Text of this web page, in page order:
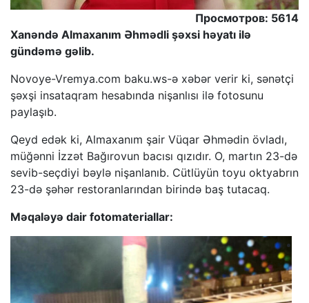
Просмотров: 5614
Xanəndə Almaxanım Əhmədli şəxsi həyatı ilə
gündəmə gəlib.
Novoye-Vremya.com baku.ws-ə xəbər verir ki, sənətçi
şəxşi insataqram hesabında nişanlısı ilə fotosunu
paylaşıb.
Qeyd edək ki, Almaxanım şair Vüqar Əhmədin övladı,
müğənni İzzət Bağırovun bacısı qızıdır. O, martın 23-də
sevib-seçdiyi bəylə nişanlanıb. Cütlüyün toyu oktyabrın
23-də şəhər restoranlarından birində baş tutacaq.
Məqaləyə dair fotomateriallar: